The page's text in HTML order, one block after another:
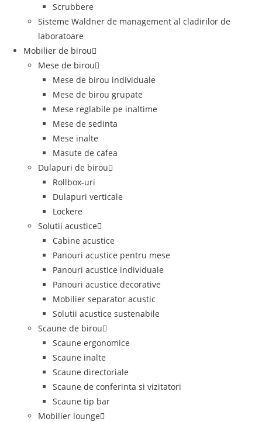
Scrubbere
Sisteme Waldner de management al cladirilor de
laboratoare
Mobilier de birou
Mese de birou
Mese de birou individuale
Mese de birou grupate
Mese reglabile pe inaltime
Mese de sedinta
Mese inalte
Masute de cafea
Dulapuri de birou
Rollbox-uri
Dulapuri verticale
Lockere
Solutii acustice
Cabine acustice
Panouri acustice pentru mese
Panouri acustice individuale
Panouri acustice decorative
Mobilier separator acustic
Solutii acustice sustenabile
Scaune de birou
Scaune ergonomice
Scaune inalte
Scaune directoriale
Scaune de conferinta si vizitatori
Scaune tip bar
Mobilier lounge